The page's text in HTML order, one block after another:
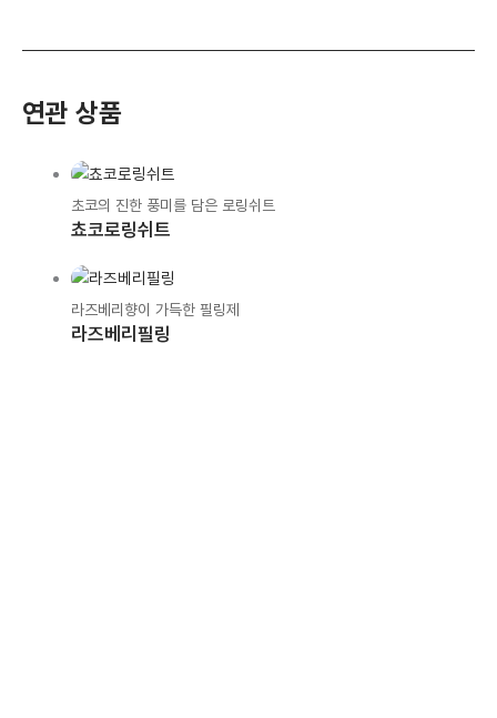
연관 상품
초코의 진한 풍미를 담은 로링쉬트
쵸코로링쉬트
라즈베리향이 가득한 필링제
라즈베리필링